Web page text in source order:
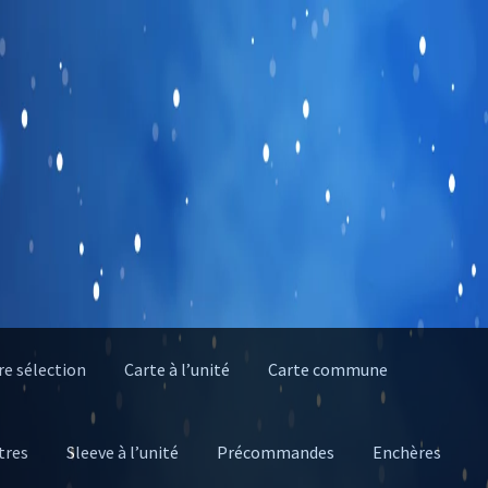
sélection Carte à l’unité Carte commune
Sleeve à l’unité Précommandes Enchères